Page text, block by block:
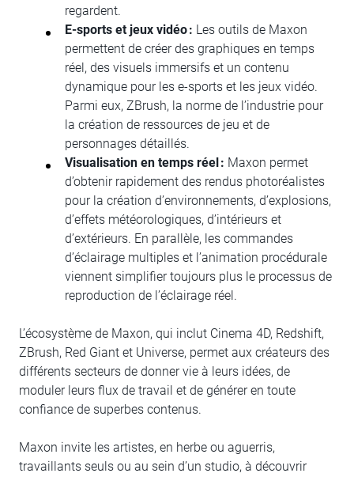
regardent.
E-sports et jeux vidéo : Les outils de Maxon
permettent de créer des graphiques en temps
réel, des visuels immersifs et un contenu
dynamique pour les e-sports et les jeux vidéo.
Parmi eux, ZBrush, la norme de l’industrie pour
la création de ressources de jeu et de
personnages détaillés.
Visualisation en temps réel : Maxon permet
d’obtenir rapidement des rendus photoréalistes
pour la création d’environnements, d’explosions,
d’effets météorologiques, d’intérieurs et
d’extérieurs. En parallèle, les commandes
d’éclairage multiples et l’animation procédurale
viennent simplifier toujours plus le processus de
reproduction de l’éclairage réel.
L’écosystème de Maxon, qui inclut Cinema 4D, Redshift,
ZBrush, Red Giant et Universe, permet aux créateurs des
différents secteurs de donner vie à leurs idées, de
moduler leurs flux de travail et de générer en toute
confiance de superbes contenus.
Maxon invite les artistes, en herbe ou aguerris,
travaillants seuls ou au sein d’un studio, à découvrir